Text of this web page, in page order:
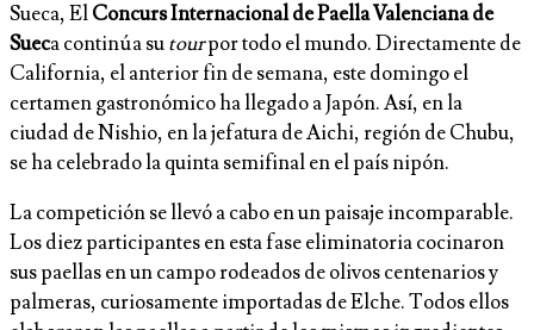
Sueca, ElConcurs Internacional de Paella Valenciana de
Sueca continúa sutourpor todo el mundo. Directamente de
California, el anterior fin de semana, este domingo el
certamen gastronómico ha llegado a Japón. Así, en la
ciudad de Nishio, en la jefatura de Aichi, región de Chubu,
se ha celebrado la quinta semifinal en el país nipón.
La competición se llevó a cabo en un paisaje incomparable.
Los diez participantes en esta fase eliminatoria cocinaron
sus paellas en un campo rodeados de olivos centenarios y
palmeras, curiosamente importadas de Elche. Todos ellos